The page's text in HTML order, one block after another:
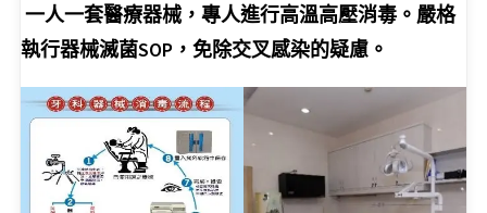
一人一套醫療器械，專人進行高溫高壓消毒。嚴格
執行器械滅菌SOP，免除交叉感染的疑慮。